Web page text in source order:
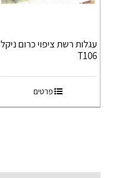
עגלות רשת ציפוי כרום ניקל
T106
פרטים